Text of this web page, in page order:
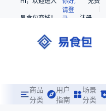
易食包商城！
请登
录
注册
商品
分类
用户
指南
场景
分类